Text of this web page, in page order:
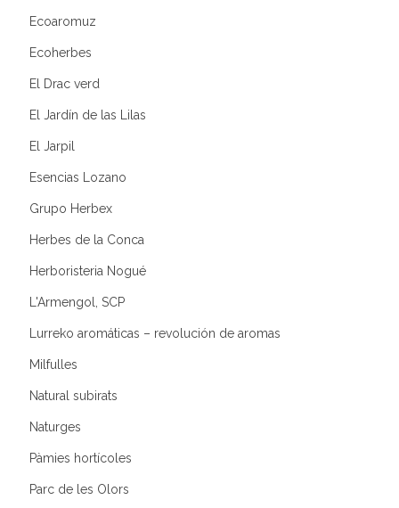
Ecoaromuz
Ecoherbes
El Drac verd
El Jardín de las Lilas
El Jarpil
Esencias Lozano
Grupo Herbex
Herbes de la Conca
Herboristeria Nogué
L'Armengol, SCP
Lurreko aromáticas – revolución de aromas
Milfulles
Natural subirats
Naturges
Pàmies hortícoles
Parc de les Olors